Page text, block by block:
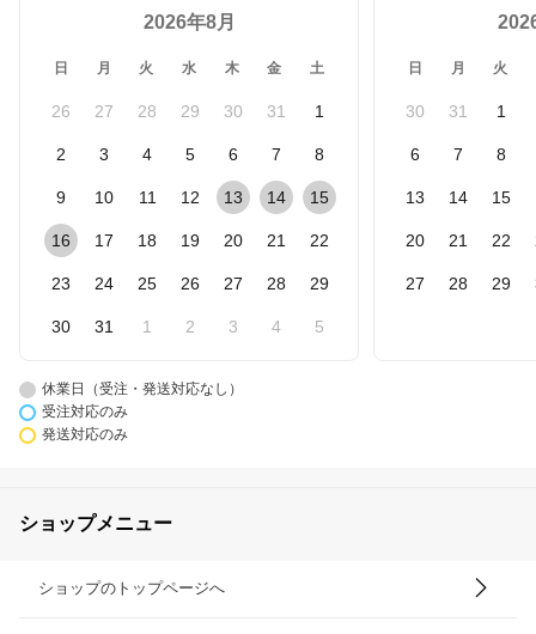
2026年8月
日 月 火 水 木 金 土
26 27 28 29 30 31 1
2 3 4 5 6 7 8
9 10 11 12 13 14 15
16 17 18 19 20 21 22
23 24 25 26 27 28 29
30 31 1 2 3 4 5
日 月 火
30 31 1
6 7 8
13 14 15
20 21 22
27 28 29
休業日（受注・発送対応なし）
受注対応のみ
発送対応のみ
ショップメニュー
ショップのトップページへ